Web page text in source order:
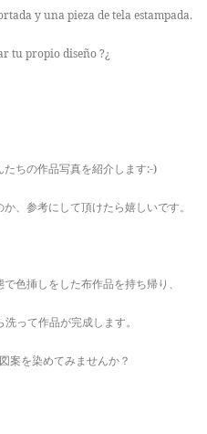
y una pieza de tela estampada.
tu propio diseño ?¿
ちの作品写真を紹介します:-)
、参考にして頂けたら嬉しいです。
色挿しをした布作品を持ち帰り、
って作品が完成します。
案を染めてみませんか？